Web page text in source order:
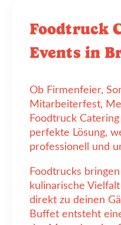
Foodtruck
Events in
Ob Firmenfeier,
Mitarbeiterfest,
Foodtruck
perfekte Lösung,
professionell und
Foodtrucks
kulinarische
direkt zu deinen
Buffet entsteht